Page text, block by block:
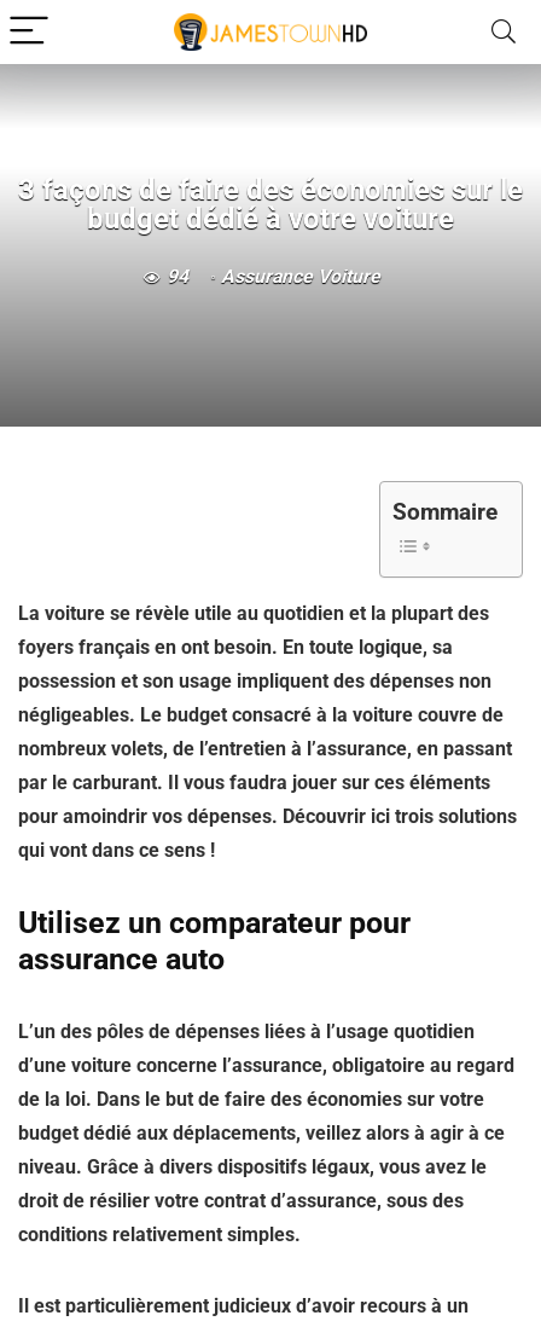
3 façons de faire des économies sur le
budget dédié à votre voiture
94 Assurance Voiture
Sommaire
La voiture se révèle utile au quotidien et la plupart des
foyers français en ont besoin. En toute logique, sa
possession et son usage impliquent des dépenses non
négligeables. Le budget consacré à la voiture couvre de
nombreux volets, de l’entretien à l’assurance, en passant
par le carburant. Il vous faudra jouer sur ces éléments
pour amoindrir vos dépenses. Découvrir ici trois solutions
qui vont dans ce sens !
Utilisez un comparateur pour
assurance auto
L’un des pôles de dépenses liées à l’usage quotidien
d’une voiture concerne l’assurance, obligatoire au regard
de la loi. Dans le but de faire des économies sur votre
budget dédié aux déplacements, veillez alors à agir à ce
niveau. Grâce à divers dispositifs légaux, vous avez le
droit de résilier votre contrat d’assurance, sous des
conditions relativement simples.
Il est particulièrement judicieux d’avoir recours à un